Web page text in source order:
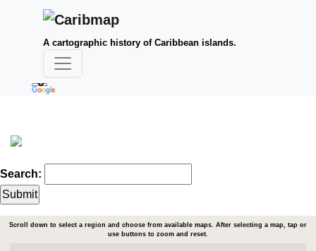
A cartographic history of Caribbean islands.
Search:
Scroll down to select a region and choose from available maps. After selecting a map, tap or
use buttons to zoom and reset.